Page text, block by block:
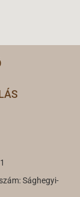
Sághegyi-